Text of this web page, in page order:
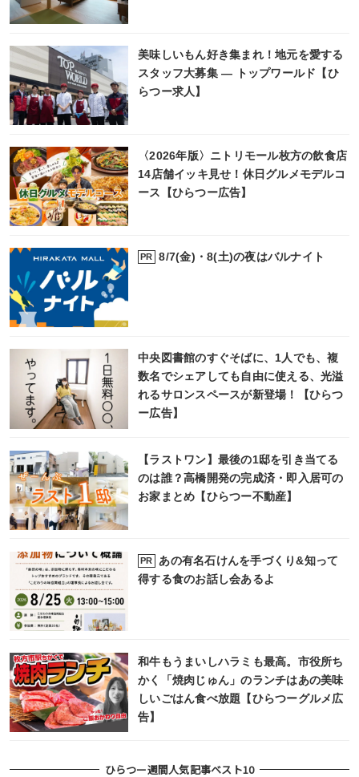
美味しいもん好き集まれ！地元を愛する
スタッフ大募集 ― トップワールド【ひ
らつー求人】
〈2026年版〉ニトリモール枚方の飲食店
14店舗イッキ見せ！休日グルメモデルコ
ース【ひらつー広告】
PR 8/7(金)・8(土)の夜はバルナイト
中央図書館のすぐそばに、1人でも、複
数名でシェアしても自由に使える、光溢
れるサロンスペースが新登場！【ひらつ
ー広告】
【ラストワン】最後の1邸を引き当てる
のは誰？高橋開発の完成済・即入居可の
お家まとめ【ひらつー不動産】
PR
あの有名石けんを手づくり&知って
得する食のお話し会あるよ
和牛もうまいしハラミも最高。市役所ち
かく「焼肉じゅん」のランチはあの美味
しいごはん食べ放題【ひらつーグルメ広
告】
ひらつー週間人気記事ベスト10